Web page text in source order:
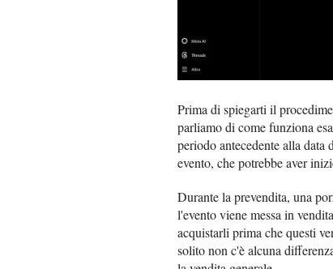
Prima di spiegarti il
parliamo di come funziona
periodo antecedente alla
evento, che potrebbe aver
Durante la prevendita, una
l'evento viene messa in
acquistarli prima che questi
solito non c'è alcuna